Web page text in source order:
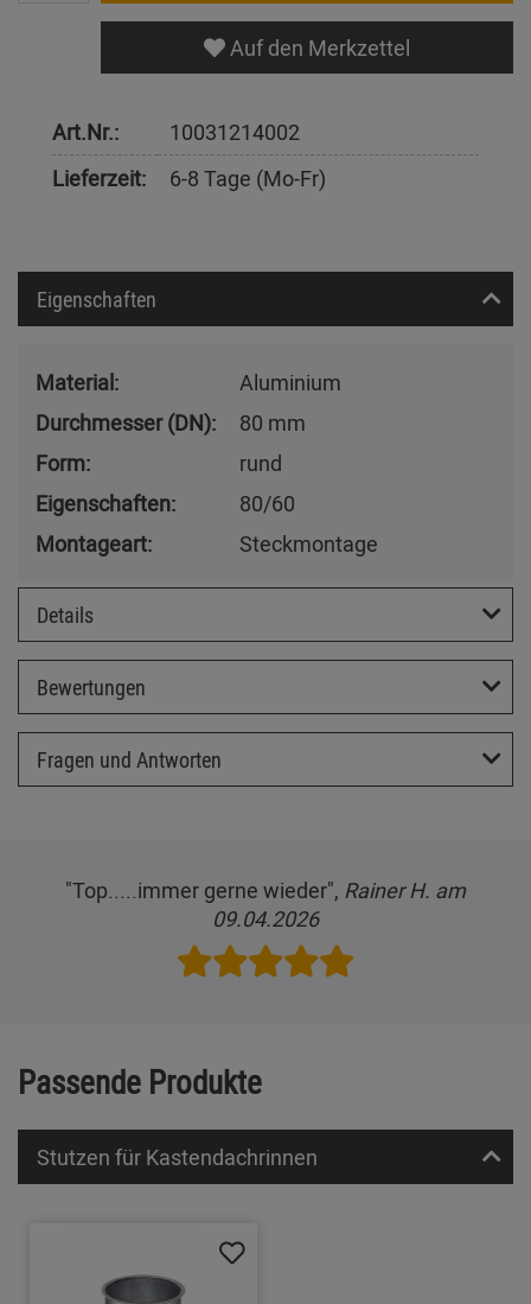
Auf den Merkzettel
Art.Nr.:
10031214002
Lieferzeit:
6-8 Tage (Mo-Fr)
Eigenschaften
Material:
Aluminium
Durchmesser (DN):
80 mm
Form:
rund
Eigenschaften:
80/60
Montageart:
Steckmontage
Details
Bewertungen
Fragen und Antworten
"Top.....immer gerne wieder", Rainer H. am
09.04.2026
Passende Produkte
Stutzen für Kastendachrinnen